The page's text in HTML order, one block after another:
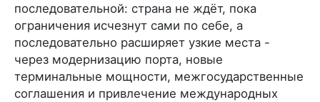
последовательной: страна не ждёт, пока
ограничения исчезнут сами по себе, а
последовательно расширяет узкие места -
через модернизацию порта, новые
терминальные мощности, межгосударственные
соглашения и привлечение международных